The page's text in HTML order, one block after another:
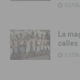
02/
La
calles
01/